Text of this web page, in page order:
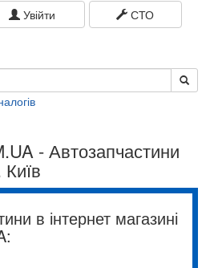
Увійти СТО
- Автозапчастини
в інтернет магазині